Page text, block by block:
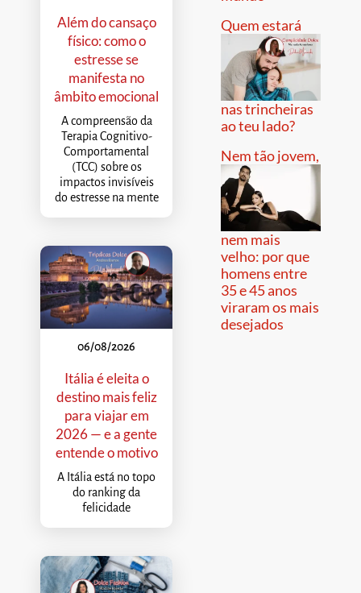
Além do cansaço
físico: como o
estresse se
manifesta no
âmbito emocional
A compreensão da
Terapia Cognitivo-
Comportamental
(TCC) sobre os
impactos invisíveis
do estresse na mente
06/08/2026
Itália é eleita o
destino mais feliz
para viajar em
2026 — e a gente
entende o motivo
A Itália está no topo
do ranking da
felicidade
Quem estará
nas trincheiras
ao teu lado?
Nem tão jovem,
nem mais
velho: por que
homens entre
35 e 45 anos
viraram os mais
desejados